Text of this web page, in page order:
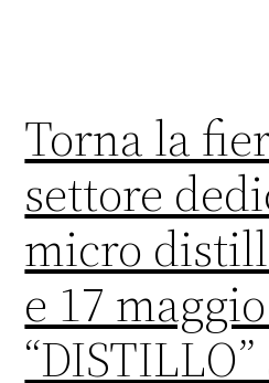
Torna la
settore
micro
e 17